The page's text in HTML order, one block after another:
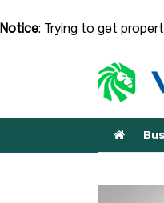
Notice: Trying to get